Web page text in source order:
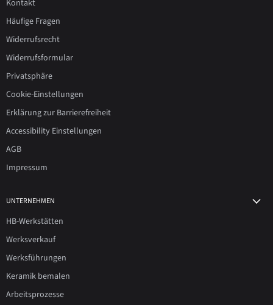
Kontakt
Häufige Fragen
Widerrufsrecht
Widerrufsformular
Privatsphäre
Cookie-Einstellungen
Erklärung zur Barrierefreiheit
Accessibility Einstellungen
AGB
Impressum
UNTERNEHMEN
HB-Werkstätten
Werksverkauf
Werksführungen
Keramik bemalen
Arbeitsprozesse